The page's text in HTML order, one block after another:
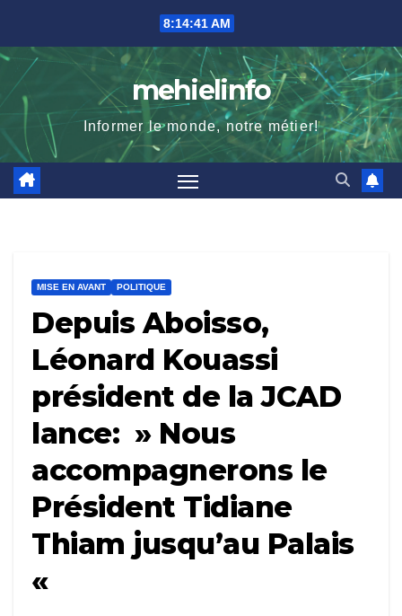
content
8:14:43 AM
mehielinfo
Informer le monde, notre métier!
MISE EN AVANT POLITIQUE
Depuis Aboisso,
Léonard Kouassi
président de la JCAD
lance: » Nous
accompagnerons le
Président Tidiane
Thiam jusqu’au Palais
«